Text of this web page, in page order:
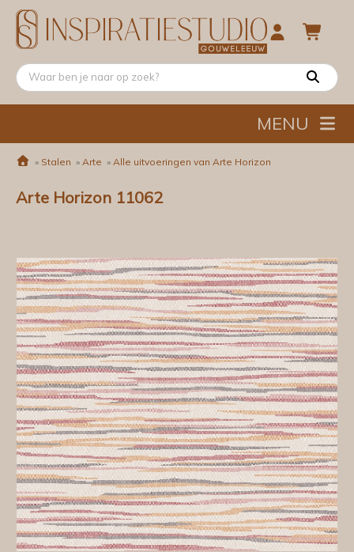
MENU
» Stalen » Arte » Alle uitvoeringen van Arte Horizon
Arte Horizon 11062